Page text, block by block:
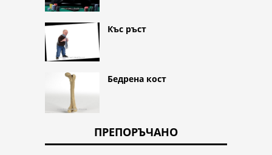
Къс ръст
Бедрена кост
ПРЕПОРЪЧАНО